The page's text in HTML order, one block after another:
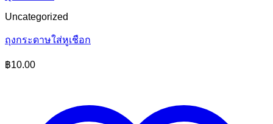
Uncategorized
ถุงกระดาษใส่หูเชือก
฿10.00